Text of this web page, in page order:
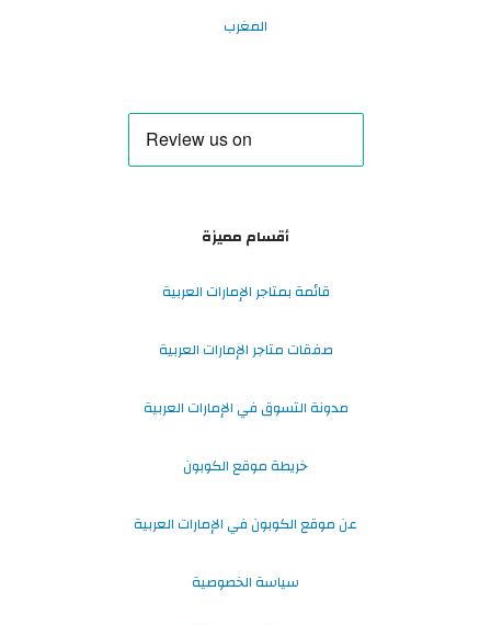
المغرب
أقسام مميزة
قائمة بمتاجر الإمارات العربية
صفقات متاجر الإمارات العربية
مدونة التسوق في الإمارات العربية
خريطة موقع الكوبون
عن موقع الكوبون في الإمارات العربية
سياسة الخصوصية